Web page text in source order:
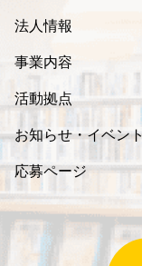
法人情報
事業内容
活動拠点
お知らせ・イベン
応募ページ